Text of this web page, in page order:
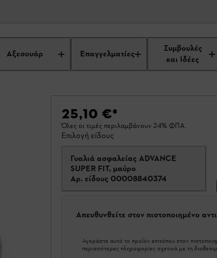
Αξεσουάρ Επαγγελματίες
Συμβουλές
και Ιδέες
25,10 €*
Όλες οι τιμές περιλαμβάνουν 24% ΦΠΑ.
Επιλογή είδους
Γυαλιά ασφαλείας ADVANCE
SUPER FIT, μαύρο
Αρ. είδους 00008840374
Απευθυνθείτε στον πιστοποιημένο
Αγοράστε αυτό το προϊόν επιτόπου στον
περισσότερες πληροφορίες σχετικά με τη